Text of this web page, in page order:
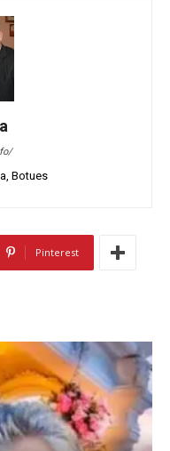
Botues
Pinterest